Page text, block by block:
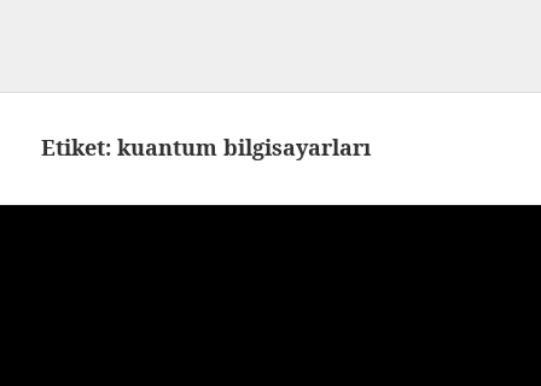
Etiket:kuantum bilgisayarları